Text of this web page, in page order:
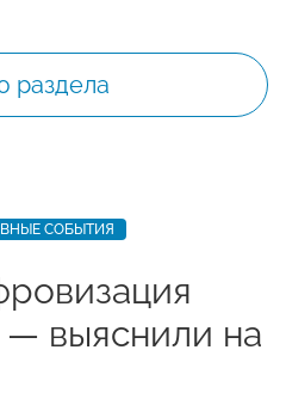
раздела
СОБЫТИЯ
выяснили на